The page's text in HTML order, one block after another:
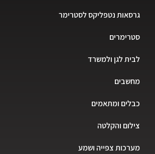
גרסאות נטפליקס לסטרימר
סטרימרים
לבית לגן ולמשרד
מחשבים
כבלים ומתאמים
צילום והקלטה
מערכות צפייה ושמע